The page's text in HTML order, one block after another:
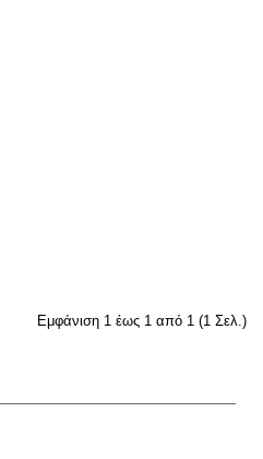
Εμφάνιση 1 έως 1 από 1 (1 Σελ.)